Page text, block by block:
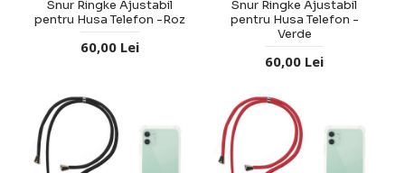
Snur Ringke Ajustabil
pentru Husa Telefon -Roz
60,00 Lei
Snur Ringke Ajustabil
pentru Husa Telefon -
Verde
60,00 Lei